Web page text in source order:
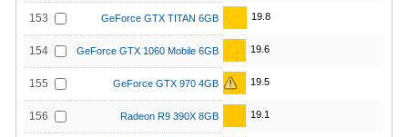
153 GeForce GTX TITAN 6GB 19.8
154 GeForce GTX 1060 Mobile 6GB 19.6
155 GeForce GTX 970 4GB 19.5
156 Radeon R9 390X 8GB 19.1